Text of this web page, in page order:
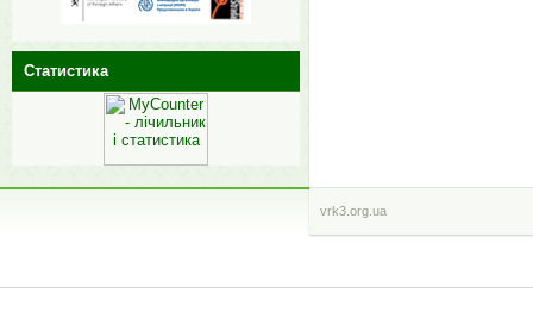
Статистика
vrk3.org.ua